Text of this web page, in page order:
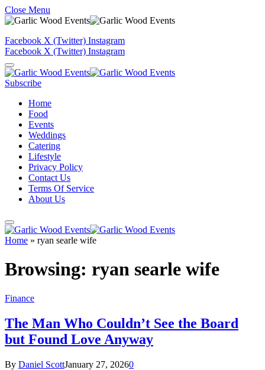
Close Menu
Facebook X (Twitter) Instagram
Facebook X (Twitter) Instagram
Subscribe
Home
Food
Events
Weddings
Catering
Lifestyle
Privacy Policy
Contact Us
Terms Of Service
About Us
Home » ryan searle wife
Browsing: ryan searle wife
Finance
The Man Who Couldn’t See the Board
but Found Love Anyway
By Daniel ScottJanuary 27, 20260